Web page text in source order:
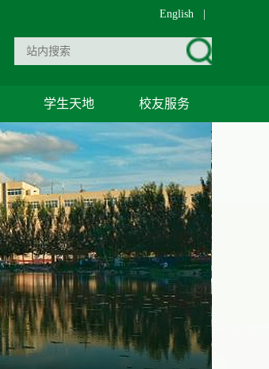
English
学生天地 校友服务